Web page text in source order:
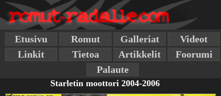
Etusivu Romut Galleriat
Videot
Linkit
Tietoa Artikkelit
Foorumi
Palaute
Starletin moottori 2004-2006